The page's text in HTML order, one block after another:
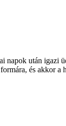
után igazi
és akkor a